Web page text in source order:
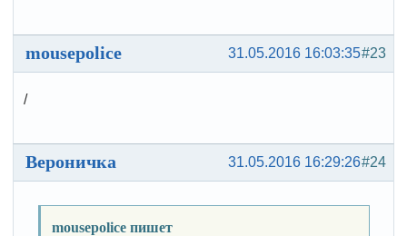
#23
31.05.2016 16:03:35
mousepolice
/
#24
31.05.2016 16:29:26
Вероничка
mousepolice пишет